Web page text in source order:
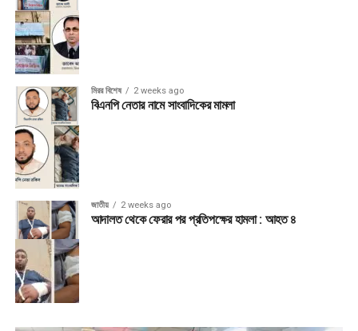
মিরর বিশেষ 2 weeks ago
বিএনপি নেতার নামে সাংবাদিকের মামলা
জাতীয় 2 weeks ago
আদালত থেকে ফেরার পর প্রতিপক্ষের হামলা : আহত ৪